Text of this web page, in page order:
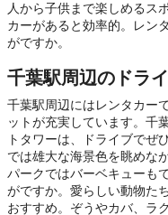
人から子供まで楽しめるス
カーがあると効率的。レン
がですか。
千葉駅周辺のドラ
千葉駅周辺にはレンタカー
ットが充実しています。千
トタワーは、ドライブでぜ
では雄大な海景色を眺めな
パークではバーベキューも
がですか。愛らしい動物た
おすすめ。ぞうやカバ、ラ